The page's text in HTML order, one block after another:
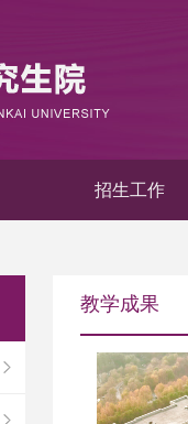
招生工作
教学成果